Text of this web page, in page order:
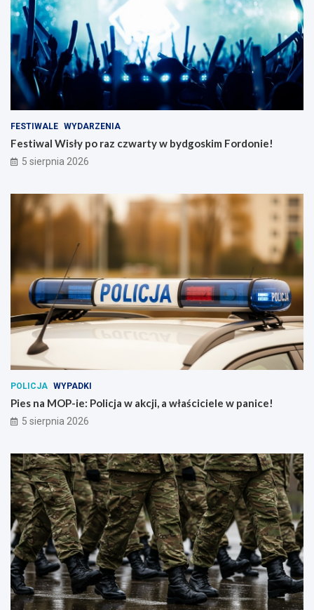
FESTIWALE WYDARZENIA
Festiwal Wisły po raz czwarty w bydgoskim Fordonie!
5 sierpnia 2026
POLICJA WYPADKI
Pies na MOP-ie: Policja w akcji, a właściciele w panice!
5 sierpnia 2026